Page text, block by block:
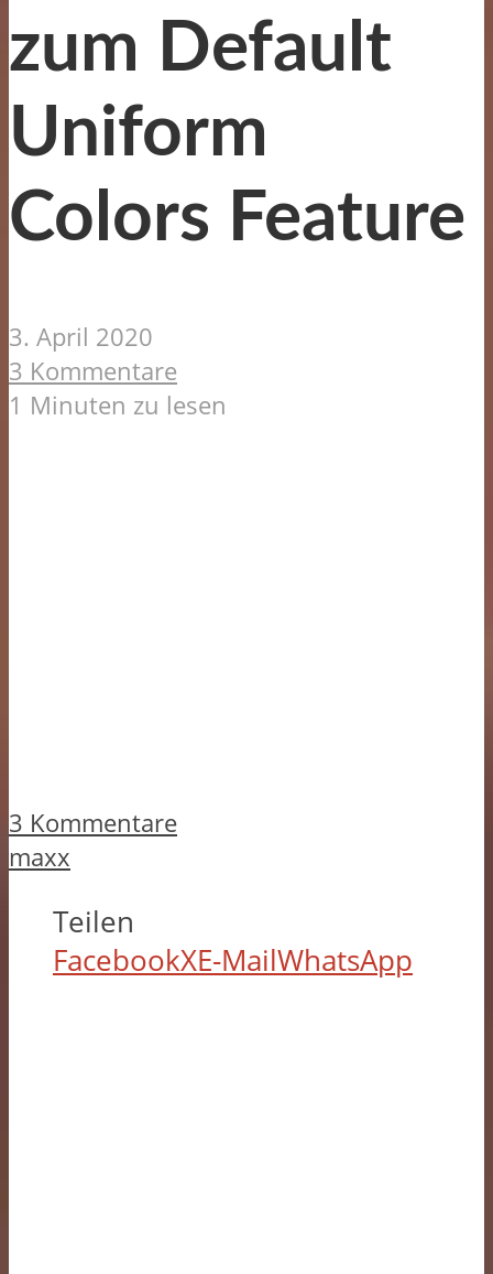
zum Default
Uniform
Colors Feature
3. April 2020
3 Kommentare
1 Minuten zu lesen
3 Kommentare
maxx
Teilen
FacebookXE-MailWhatsApp